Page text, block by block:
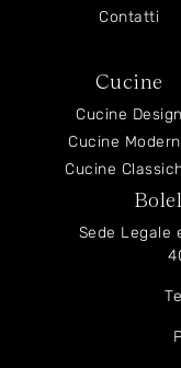
Contatti
Cucine
Cucine Design
Cucine
Cucine
Sede Legale